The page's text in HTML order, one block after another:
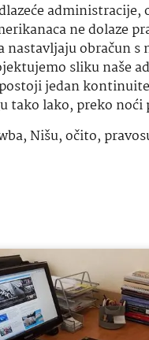
ne dolaze
obračun s
sliku naše
jedan
tako lako, preko
,Nišu,očito,